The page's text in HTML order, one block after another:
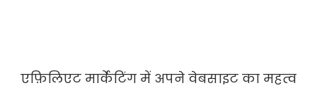
,
एफ़िलिएट मार्केटिंग में अपने वेबसाइट का महत्व